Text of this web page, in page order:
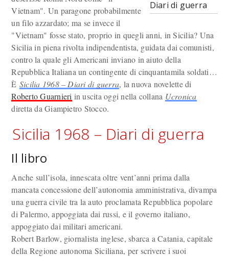
Diari di guerra
Vietnam". Un paragone probabilmente
un filo azzardato; ma se invece il
"Vietnam" fosse stato, proprio in quegli anni, in Sicilia? Una
Sicilia in piena rivolta indipendentista, guidata dai comunisti,
contro la quale gli Americani inviano in aiuto della
Repubblica Italiana un contingente di cinquantamila soldati…
È Sicilia 1968 – Diari di guerra, la nuova novelette di
Roberto Guarnieri in uscita oggi nella collana Ucronica
diretta da Giampietro Stocco.
Sicilia 1968 – Diari di guerra
Il libro
Anche sull’isola, innescata oltre vent’anni prima dalla
mancata concessione dell’autonomia amministrativa, divampa
una guerra civile tra la auto proclamata Repubblica popolare
di Palermo, appoggiata dai russi, e il governo italiano,
appoggiato dai militari americani.
Robert Barlow, giornalista inglese, sbarca a Catania, capitale
della Regione autonoma Siciliana, per scrivere i suoi